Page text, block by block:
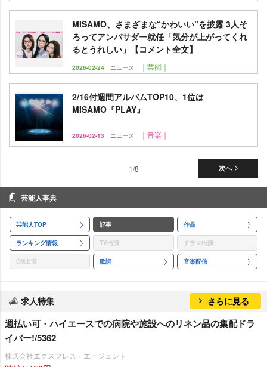
MISAMO、さまざまな“かわいい”を披露 3人そ
ろってアンバサダー就任「気分が上がってくれ
るとうれしい」【コメント全文】
2026-02-24 ニュース ｜芸能｜
2/16付週間アルバムTOP10、1位は
MISAMO『PLAY』
2026-02-13 ニュース ｜音楽｜
次へ
1/8
芸能人事典
芸能人TOP 記事 作品
ランキング情報 TV出演 ドラマ出演
CM出演 歌詞 音楽配信
求人特集 さらに見る
週払い可・ハイエースでの病院や施設へのリネン品の集配ドラ
イバー!/5362
株式会社エクスプレス・エージェント